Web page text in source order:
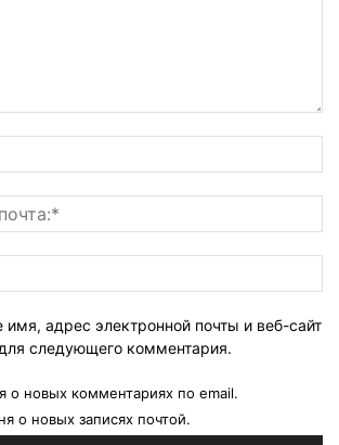
имя, адрес электронной почты и веб-сайт
следующего комментария.
о новых комментариях по email.
о новых записях почтой.